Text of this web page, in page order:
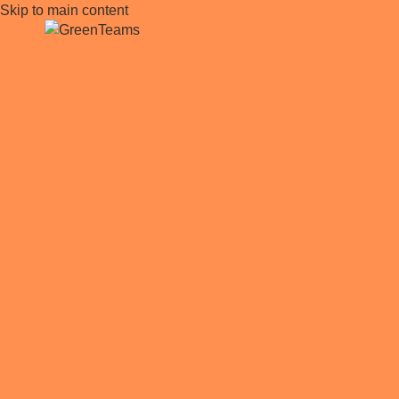
Skip to main content